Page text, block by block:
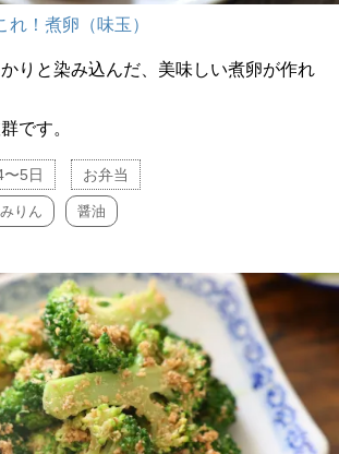
れ！煮卵（味玉）
りと染み込んだ、美味しい煮卵が作れ
です。
5日 お弁当
みりん 醤油